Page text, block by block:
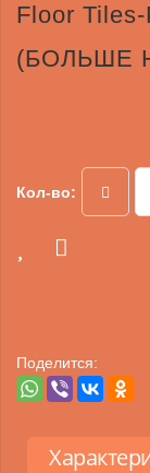
Floor
(БОЛЬШЕ
Кол-во:
Поделится: